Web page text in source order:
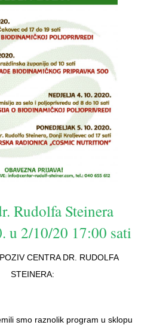
Rudolfa Steinera
u 2/10/20 17:00 sati
CENTRA DR. RUDOLFA
STEINERA:
smo raznolik program u sklopu